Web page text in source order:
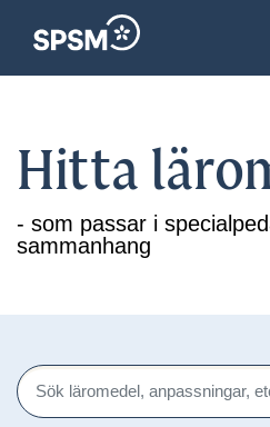
Hitta
- som passar i
sammanhang
Sök